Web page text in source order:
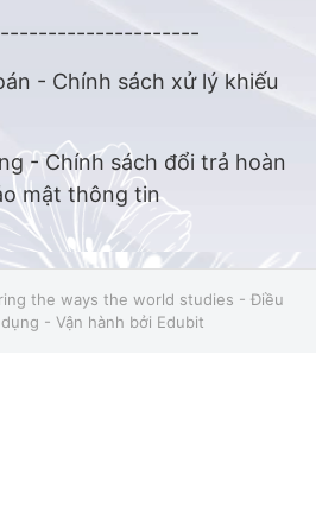
- Chính sách xử lý khiếu
- Chính sách đổi trả hoàn
mật thông tin
the ways the world studies - Điều
- Vận hành bởi Edubit